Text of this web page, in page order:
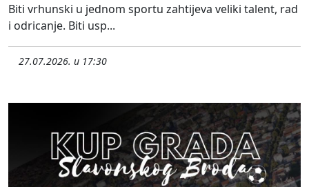
Biti vrhunski u jednom sportu zahtijeva veliki talent, rad
i odricanje. Biti usp...
27.07.2026. u 17:30